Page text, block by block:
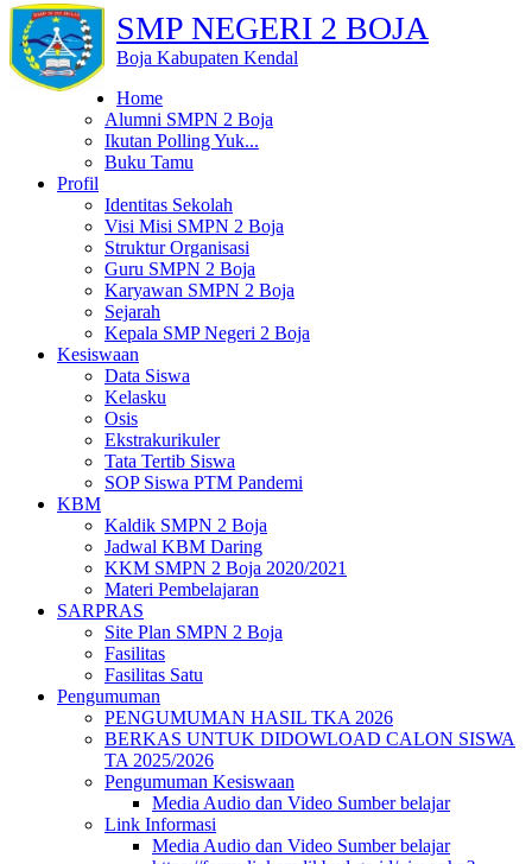
SMP NEGERI 2 BOJA
Boja Kabupaten Kendal
Home
Alumni SMPN 2 Boja
Ikutan Polling Yuk...
Buku Tamu
Profil
Identitas Sekolah
Visi Misi SMPN 2 Boja
Struktur Organisasi
Guru SMPN 2 Boja
Karyawan SMPN 2 Boja
Sejarah
Kepala SMP Negeri 2 Boja
Kesiswaan
Data Siswa
Kelasku
Osis
Ekstrakurikuler
Tata Tertib Siswa
SOP Siswa PTM Pandemi
KBM
Kaldik SMPN 2 Boja
Jadwal KBM Daring
KKM SMPN 2 Boja 2020/2021
Materi Pembelajaran
SARPRAS
Site Plan SMPN 2 Boja
Fasilitas
Fasilitas Satu
Pengumuman
PENGUMUMAN HASIL TKA 2026
BERKAS UNTUK DIDOWLOAD CALON SISWA
TA 2025/2026
Pengumuman Kesiswaan
Media Audio dan Video Sumber belajar
Link Informasi
Media Audio dan Video Sumber belajar